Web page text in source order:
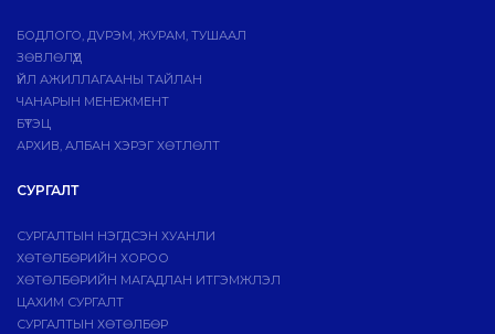
БОДЛОГО, ДVРЭМ, ЖУРАМ, ТУШААЛ
ЗӨВЛӨЛҮҮД
ҮЙЛ АЖИЛЛАГААНЫ ТАЙЛАН
ЧАНАРЫН МЕНЕЖМЕНТ
БҮТЭЦ
АРХИВ, АЛБАН ХЭРЭГ ХӨТЛӨЛТ
СУРГАЛТ
СУРГАЛТЫН НЭГДСЭН ХУАНЛИ
ХӨТӨЛБӨРИЙН ХОРОО
ХӨТӨЛБӨРИЙН МАГАДЛАН ИТГЭМЖЛЭЛ
ЦАХИМ СУРГАЛТ
СУРГАЛТЫН ХӨТӨЛБӨР